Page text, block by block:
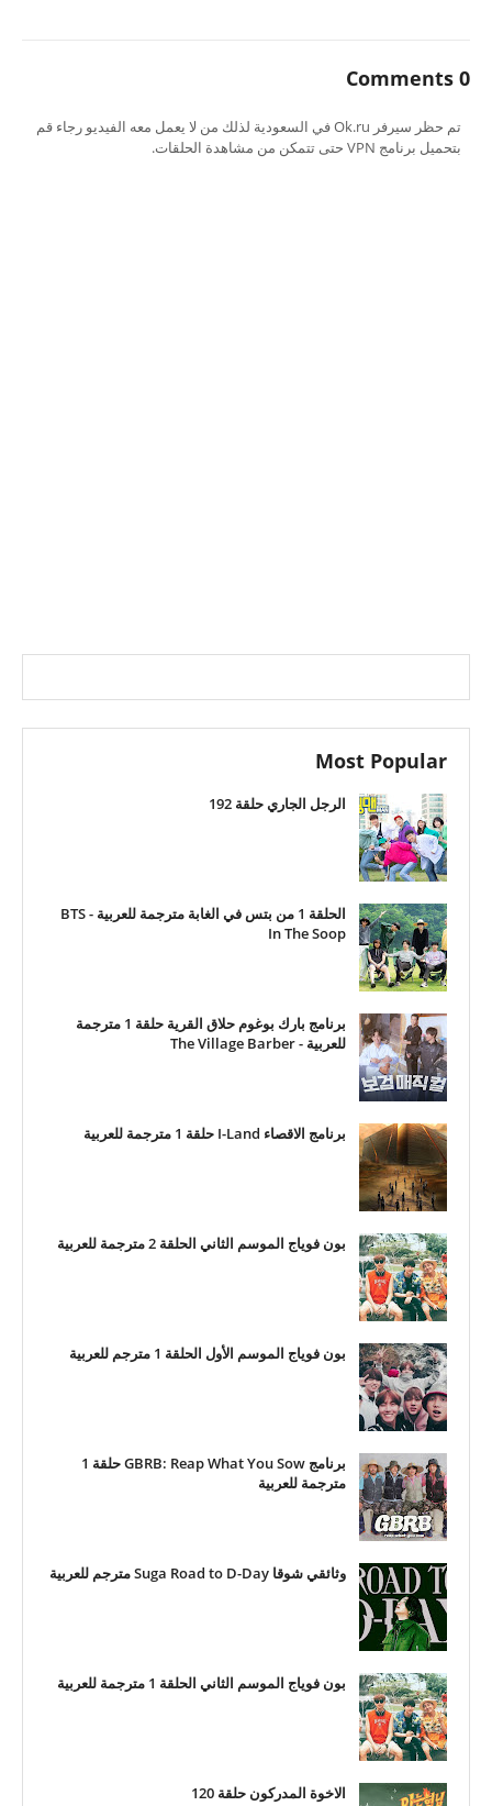
0 Comments
تم حظر سيرفر Ok.ru في السعودية لذلك من لا يعمل معه الفيديو رجاء قم
بتحميل برنامج VPN حتى تتمكن من مشاهدة الحلقات.
Most Popular
الرجل الجاري حلقة 192
الحلقة 1 من بتس في الغابة مترجمة للعربية - BTS
In The Soop
برنامج بارك بوغوم حلاق القرية حلقة 1 مترجمة
للعربية - The Village Barber
برنامج الاقصاء I-Land حلقة 1 مترجمة للعربية
بون فوياج الموسم الثاني الحلقة 2 مترجمة للعربية
بون فوياج الموسم الأول الحلقة 1 مترجم للعربية
برنامج GBRB: Reap What You Sow حلقة 1
مترجمة للعربية
وثائقي شوقا Suga Road to D-Day مترجم للعربية
بون فوياج الموسم الثاني الحلقة 1 مترجمة للعربية
الاخوة المدركون حلقة 120